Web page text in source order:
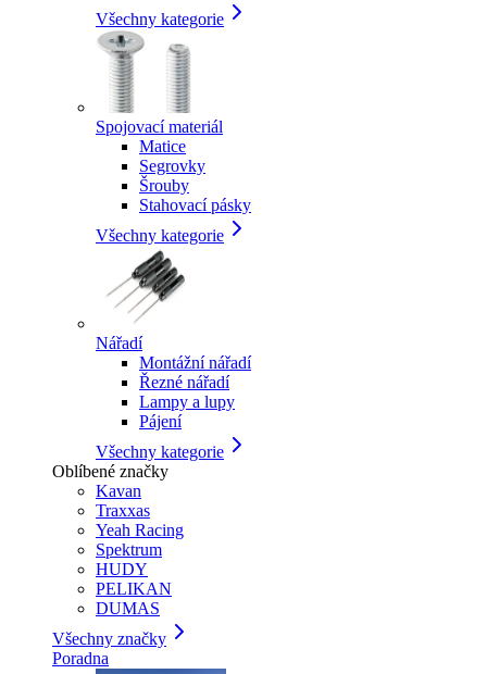
Všechny kategorie
Spojovací materiál
Matice
Segrovky
Šrouby
Stahovací pásky
Všechny kategorie
Nářadí
Montážní nářadí
Řezné nářadí
Lampy a lupy
Pájení
Všechny kategorie
Oblíbené značky
Kavan
Traxxas
Yeah Racing
Spektrum
HUDY
PELIKAN
DUMAS
Všechny značky
Poradna